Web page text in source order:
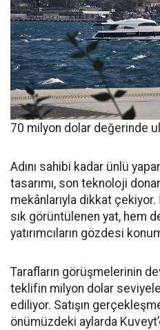
70 milyon dolar değerinde
Adını sahibi kadar ünlü
tasarımı, son teknoloji
mekânlarıyla dikkat çekiyor.
sık görüntülenen yat, hem
yatırımcıların gözdesi
Tarafların görüşmelerinin
teklifin milyon dolar
ediliyor. Satışın
önümüzdeki aylarda